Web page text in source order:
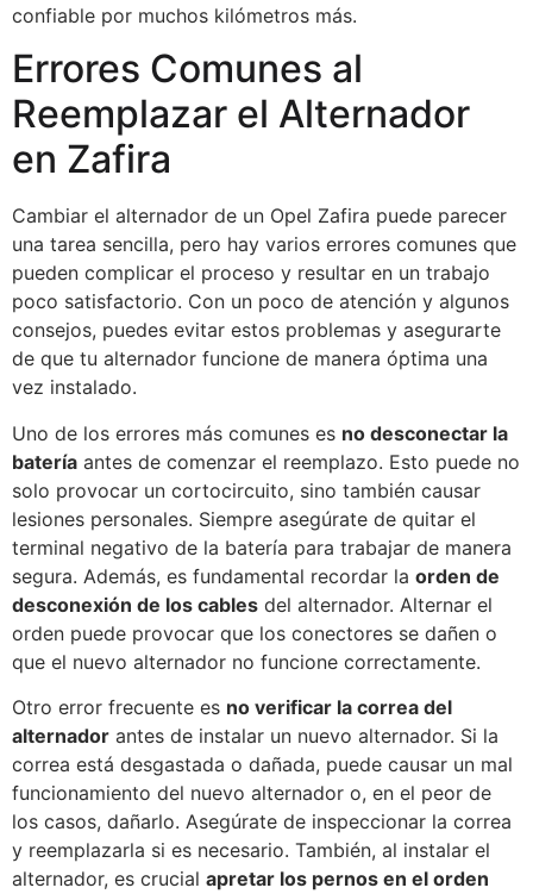
confiable por muchos kilómetros más.
Errores Comunes al
Reemplazar el Alternador
en Zafira
Cambiar el alternador de un Opel Zafira puede parecer
una tarea sencilla, pero hay varios errores comunes que
pueden complicar el proceso y resultar en un trabajo
poco satisfactorio. Con un poco de atención y algunos
consejos, puedes evitar estos problemas y asegurarte
de que tu alternador funcione de manera óptima una
vez instalado.
Uno de los errores más comunes es no desconectar la
batería antes de comenzar el reemplazo. Esto puede no
solo provocar un cortocircuito, sino también causar
lesiones personales. Siempre asegúrate de quitar el
terminal negativo de la batería para trabajar de manera
segura. Además, es fundamental recordar la orden de
desconexión de los cables del alternador. Alternar el
orden puede provocar que los conectores se dañen o
que el nuevo alternador no funcione correctamente.
Otro error frecuente es no verificar la correa del
alternador antes de instalar un nuevo alternador. Si la
correa está desgastada o dañada, puede causar un mal
funcionamiento del nuevo alternador o, en el peor de
los casos, dañarlo. Asegúrate de inspeccionar la correa
y reemplazarla si es necesario. También, al instalar el
alternador, es crucial apretar los pernos en el orden